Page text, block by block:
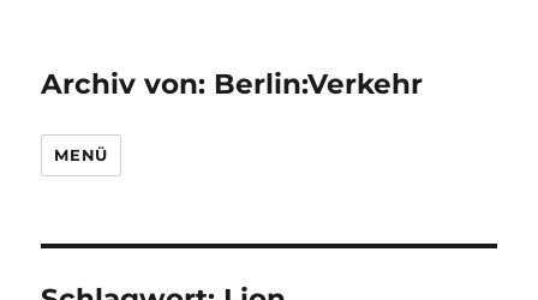
Archiv von: Berlin:Verkehr
MENÜ